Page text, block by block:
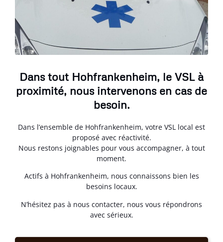
Dans tout Hohfrankenheim, le VSL à
proximité, nous intervenons en cas de
besoin.
Dans l’ensemble de Hohfrankenheim, votre VSL local est
proposé avec réactivité.
Nous restons joignables pour vous accompagner, à tout
moment.
Actifs à Hohfrankenheim, nous connaissons bien les
besoins locaux.
N’hésitez pas à nous contacter, nous vous répondrons
avec sérieux.